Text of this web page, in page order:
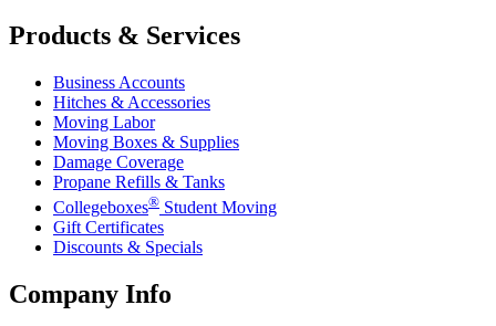
Products & Services
Business Accounts
Hitches & Accessories
Moving Labor
Moving Boxes & Supplies
Damage Coverage
Propane Refills & Tanks
Collegeboxes® Student Moving
Gift Certificates
Discounts & Specials
Company Info